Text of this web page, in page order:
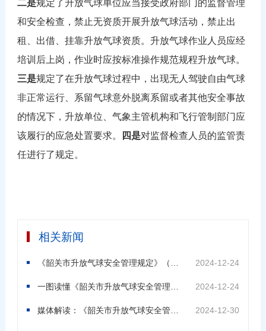
二是规定了升放气球单位应当接受政府部门的监督管理
和安全检查，禁止无资质开展升放气球活动，禁止出
租、出借、挂靠升放气球资质。升放气球作业人员应经
培训后上岗，作业时应按标准操作规范规程升放气球。
三是规定了在升放气球过程中，出现无人驾驶自由气球
非正常运行、系留气球意外脱离系留或者其他安全事故
的情况下，升放单位、气象主管机构和飞行管制部门应
该履行的应急处置要求。
四是对监督检查人员的监管责
任进行了规定。
相关新闻
2024-12-24
2024-12-24
2024-12-30